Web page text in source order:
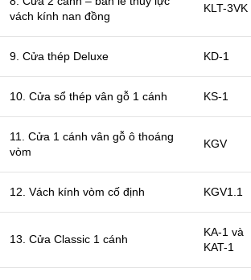
vách kính nan đồng
KLT-3VK
9. Cửa thép Deluxe KD-1
10. Cửa sổ thép vân gỗ 1 cánh KS-1
11. Cửa 1 cánh vân gỗ ô thoáng
vòm
KGV
12. Vách kính vòm cố định KGV1.1
13. Cửa Classic 1 cánh
KA-1 và
KAT-1